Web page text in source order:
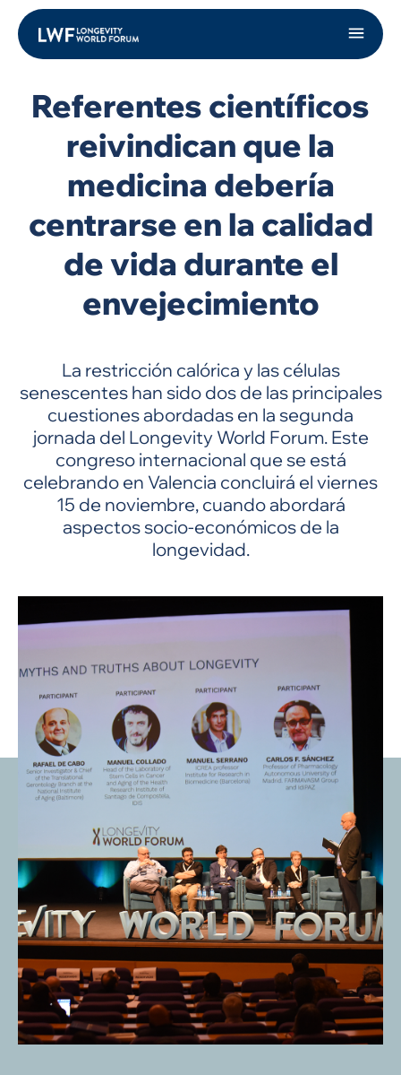
Referentes científicos
reivindican que la
medicina debería
centrarse en la calidad
de vida durante el
envejecimiento
La restricción calórica y las células
senescentes han sido dos de las principales
cuestiones abordadas en la segunda
jornada del Longevity World Forum. Este
congreso internacional que se está
celebrando en Valencia concluirá el viernes
15 de noviembre, cuando abordará
aspectos socio-económicos de la
longevidad.